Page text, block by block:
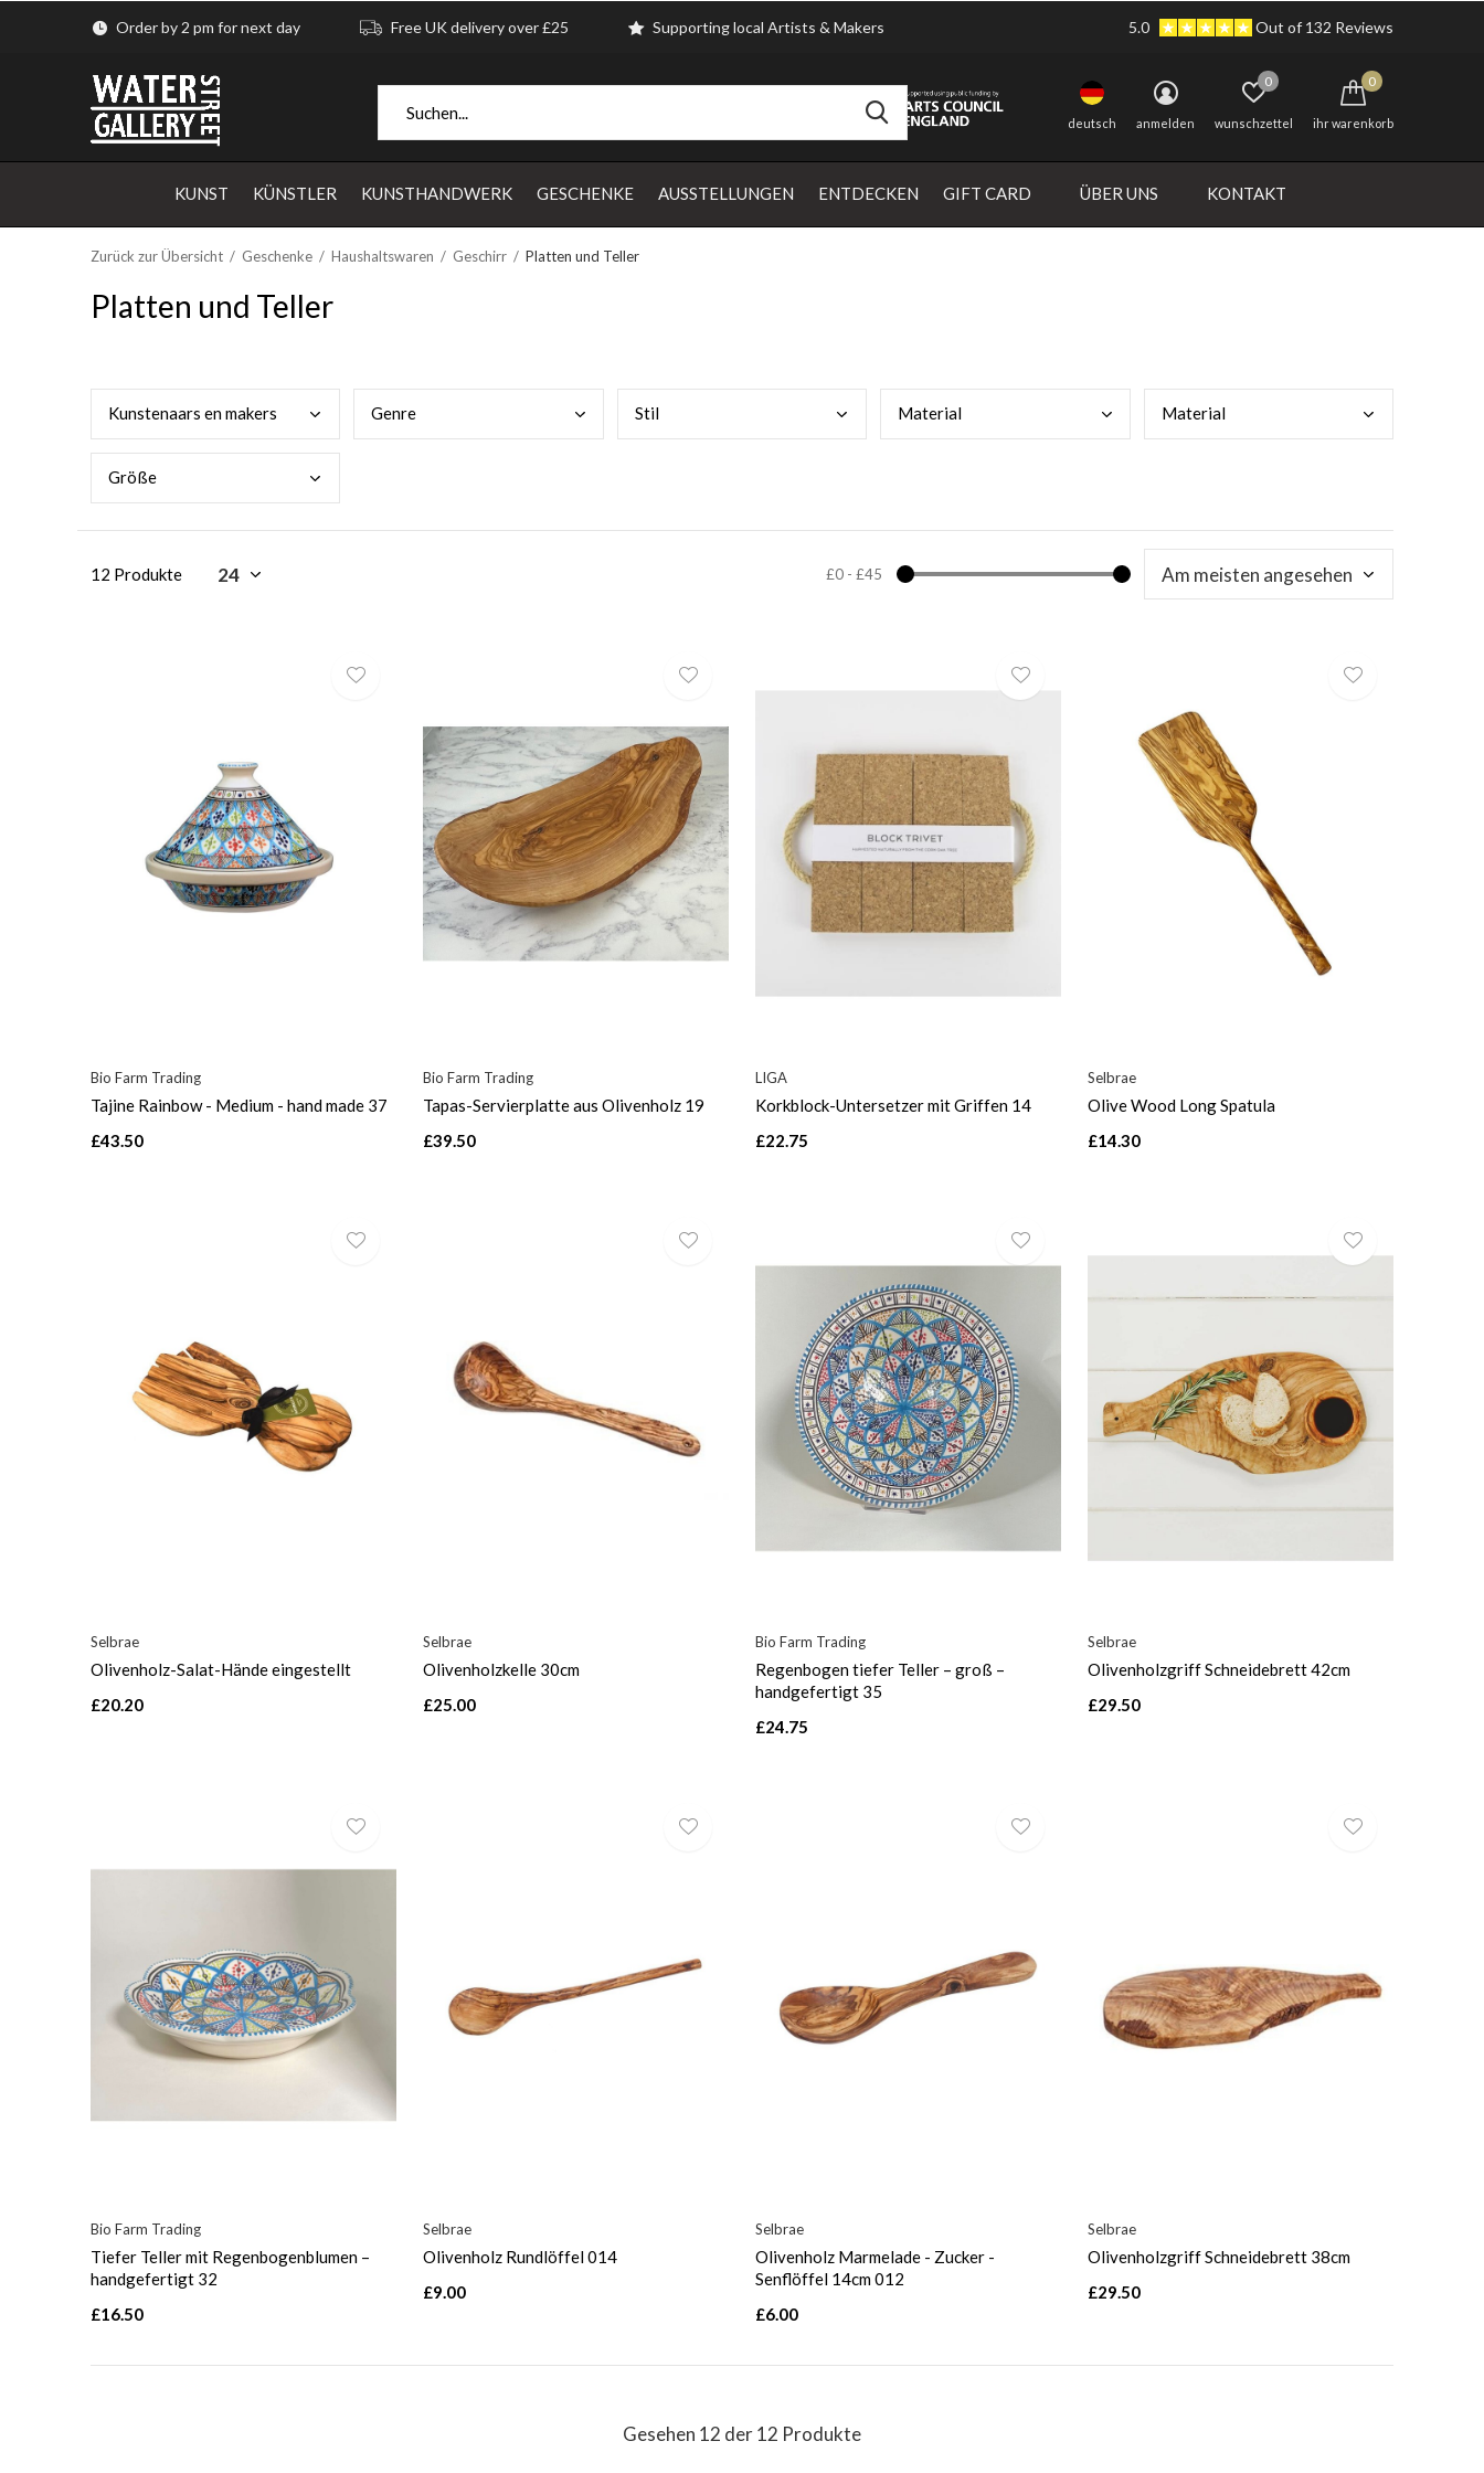
KUNST KÜNSTLER KUNSTHANDWERK GESCHENKE AUSSTELLUNGEN ENTDECKEN GIFT CARD ÜBER UNS KONTAKT
deutsch anmelden wunschzettel
0
ihr warenkorb
0
Order by 2 pm for next day Free UK delivery over £25 Supporting local Artists & Makers 5.0 Out of 132 Reviews
Zurück zur Übersicht Geschenke Haushaltswaren Geschirr Platten und Teller
Platten und Teller
Kunstenaars en makers Genre Stil Material Material
Größe
12 Produkte £0- £45
Bio Farm Trading
Tajine Rainbow - Medium - hand made 37
£43.50
Bio Farm Trading
Tapas-Servierplatte aus Olivenholz 19
£39.50
LIGA
Korkblock-Untersetzer mit Griffen 14
£22.75
Selbrae
Olive Wood Long Spatula
£14.30
Selbrae
Olivenholz-Salat-Hände eingestellt
£20.20
Selbrae
Olivenholzkelle 30cm
£25.00
Bio Farm Trading
Regenbogen tiefer Teller – groß –
handgefertigt 35
£24.75
Selbrae
Olivenholzgriff Schneidebrett 42cm
£29.50
Bio Farm Trading
Tiefer Teller mit Regenbogenblumen –
handgefertigt 32
£16.50
Selbrae
Olivenholz Rundlöffel 014
£9.00
Selbrae
Olivenholz Marmelade - Zucker -
Senflöffel 14cm 012
£6.00
Selbrae
Olivenholzgriff Schneidebrett 38cm
£29.50
Gesehen 12 der 12 Produkte